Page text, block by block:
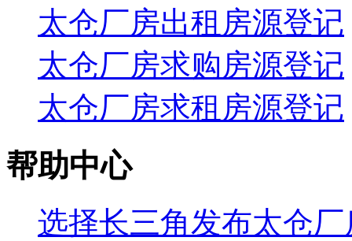
太仓厂房出租房源登记
太仓厂房求购房源登记
太仓厂房求租房源登记
帮助中心
选择长三角发布太仓